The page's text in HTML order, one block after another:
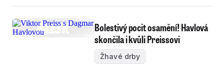
Bolestivý pocit osamění! Havlová
skončila i kvůli Preissovi
Žhavé drby